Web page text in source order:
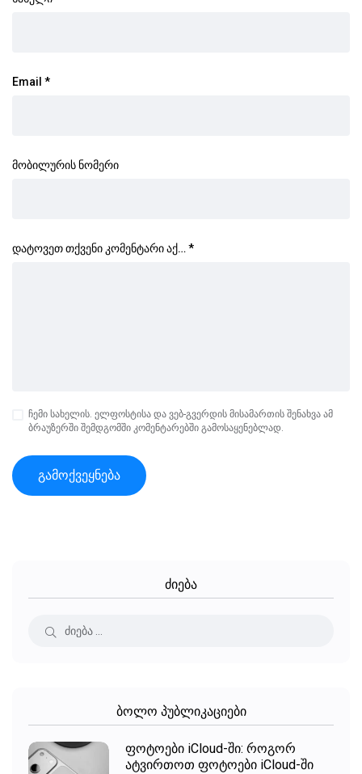
Email *
მობილურის ნომერი
დატოვეთ თქვენი კომენტარი აქ… *
ჩემი სახელის. ელფოსტისა და ვებ-გვერდის მისამართის შენახვა ამ
ბრაუზერში შემდგომში კომენტარებში გამოსაყენებლად.
ძიება
ბოლო პუბლიკაციები
ფოტოები iCloud-ში: როგორ
ატვირთოთ ფოტოები iCloud-ში